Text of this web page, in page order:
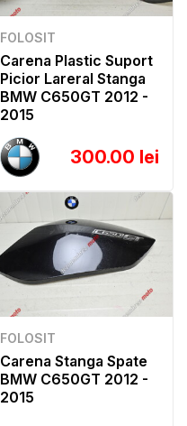
FOLOSIT
Carena Plastic Suport
Picior Lareral Stanga
BMW C650GT 2012 -
2015
300.00 lei
FOLOSIT
Carena Stanga Spate
BMW C650GT 2012 -
2015